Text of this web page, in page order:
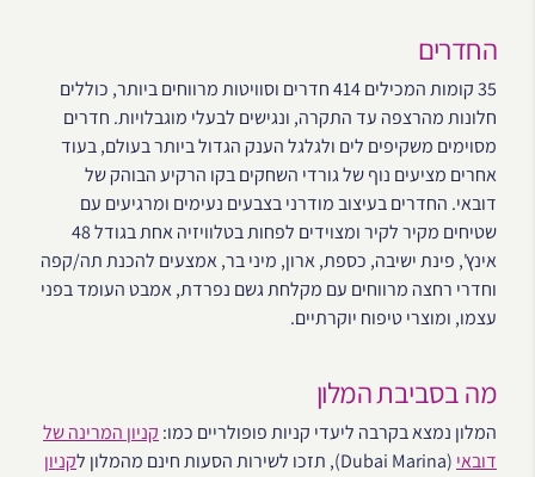
החדרים
35 קומות המכילים 414 חדרים וסוויטות מרווחים ביותר, כוללים
חלונות מהרצפה עד התקרה, ונגישים לבעלי מוגבלויות. חדרים
מסוימים משקיפים לים ולגלגל הענק הגדול ביותר בעולם, בעוד
אחרים מציעים נוף של גורדי השחקים בקו הרקיע הבוהק של
דובאי. החדרים בעיצוב מודרני בצבעים נעימים ומרגיעים עם
שטיחים מקיר לקיר ומצוידים לפחות בטלוויזיה אחת בגודל 48
אינץ', פינת ישיבה, כספת, ארון, מיני בר, אמצעים להכנת תה/קפה
וחדרי רחצה מרווחים עם מקלחת גשם נפרדת, אמבט העומד בפני
עצמו, ומוצרי טיפוח יוקרתיים.
מה בסביבת המלון
המלון נמצא בקרבה ליעדי קניות פופולריים כמו: קניון המרינה של
דובאי (Dubai Marina), תזכו לשירות הסעות חינם מהמלון ל
קניון